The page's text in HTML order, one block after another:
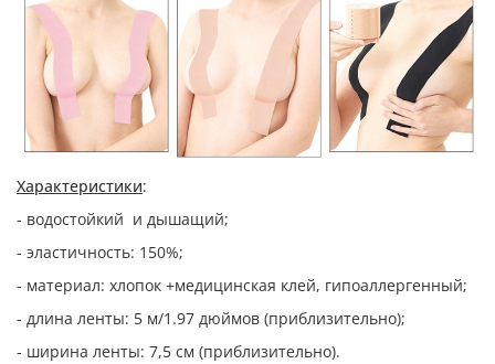
Характеристики:
- водостойкий и дышащий;
- эластичность: 150%;
- материал: хлопок +медицинская клей, гипоаллергенный;
- длина ленты: 5 м/1.97 дюймов (приблизительно);
- ширина ленты: 7,5 см (приблизительно).